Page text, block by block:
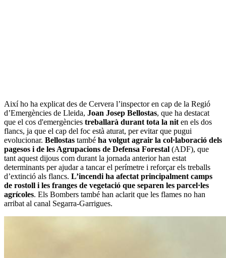
Així ho ha explicat des de Cervera l’inspector en cap de la Regió
d’Emergències de Lleida, Joan Josep Bellostas, que ha destacat
que el cos d'emergències treballarà durant tota la nit en els dos
flancs, ja que el cap del foc està aturat, per evitar que pugui
evolucionar. Bellostas també ha volgut agrair la col·laboració dels
pagesos i de les Agrupacions de Defensa Forestal (ADF), que
tant aquest dijous com durant la jornada anterior han estat
determinants per ajudar a tancar el perímetre i reforçar els treballs
d’extinció als flancs. L’incendi ha afectat principalment camps
de rostoll i les franges de vegetació que separen les parcel·les
agrícoles. Els Bombers també han aclarit que les flames no han
arribat al canal Segarra-Garrigues.